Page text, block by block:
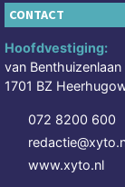
CONTACT
Hoofdvestiging:
van Benthuizenlaan
1701 BZ
072 8200 600
www.xyto.nl